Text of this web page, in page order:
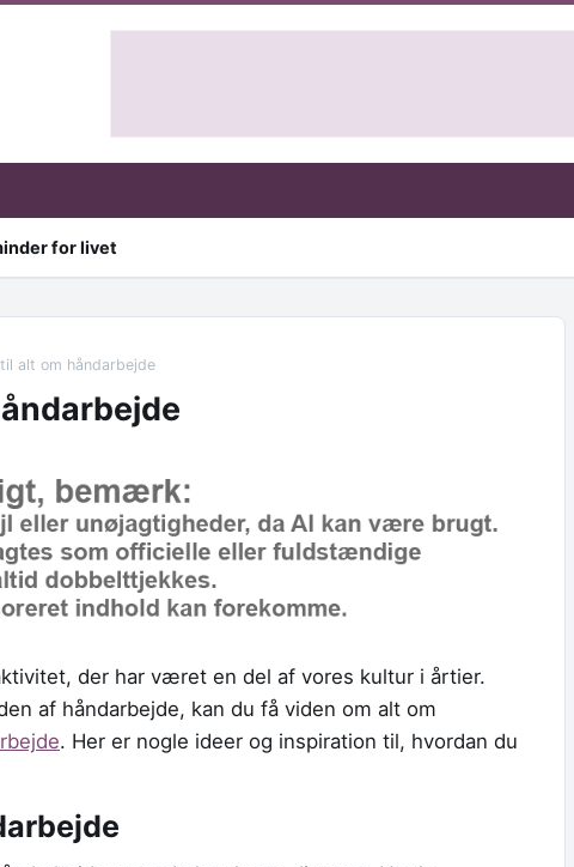
for livet
alt om håndarbejde
der har været en del af vores kultur i årtier.
af håndarbejde, kan du få viden om alt om
. Her er nogle ideer og inspiration til, hvordan du